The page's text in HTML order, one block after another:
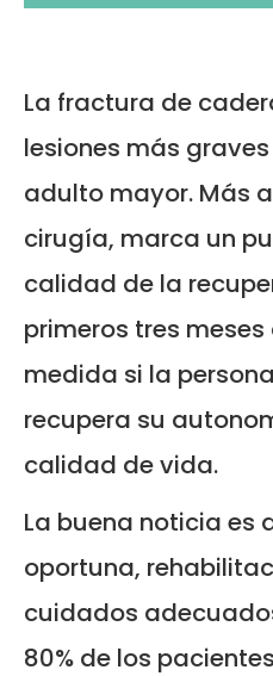
La fractura de
lesiones más
adulto mayor. Más
cirugía, marca un
calidad de la
primeros tres
medida si la
recupera su
calidad de vida.
La buena noticia es
oportuna,
cuidados
80% de los